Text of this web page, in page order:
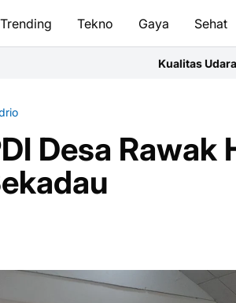
Trending Tekno Gaya Sehat
Kualitas Udara Kubu Raya Jumat
Desa Rawak